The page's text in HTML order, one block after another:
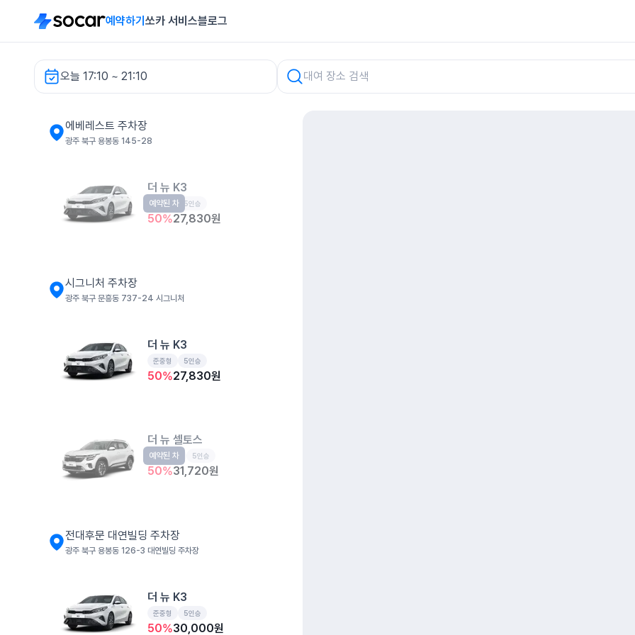
예약하기 쏘카 서비스블로그
오늘 17:10 ~ 21:10
에베레스트 주차장 렌터카
에베레스트 주차장
광주 북구 용봉동 145-28
더 뉴 K3
준중형 5인승
50%27,830원
예약된 차
시그니처 주차장
광주 북구 문흥동 737-24 시그니처
더 뉴 K3
준중형 5인승
50%27,830원
더 뉴 셀토스
소형SUV 5인승
50%31,720원
예약된 차
전대후문 대연빌딩 주차장
광주 북구 용봉동 126-3 대연빌딩 주차장
더 뉴 K3
준중형 5인승
50%30,000원